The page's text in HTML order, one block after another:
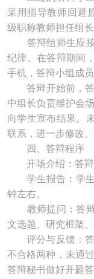
采用指导教师回避
级职称教师担任组长
答辩组师生应按
纪律。在答辩期间
手机，答辩小组成
答辩开始前，答
中组长负责维护会
向学生宣布结果。
联系，进一步修改
四、答辩程序
开场介绍：答辩
学生报告：学生
钟左右。
教师提问：答辩
文选题、研究框架
评分与反馈：答
不合格两种，未通
答辩秘书做好开题答